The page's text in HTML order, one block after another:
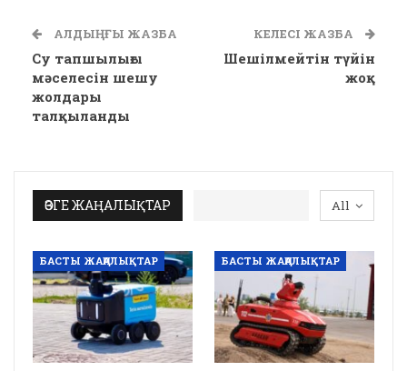
АЛДЫҢҒЫ ЖАЗБА
Су тапшылығы
мәселесін шешу
жолдары
талқыланды
КЕЛЕСІ ЖАЗБА
Шешілмейтін түйін
жоқ
All
ӨЗГЕ ЖАҢАЛЫҚТАР
БАСТЫ ЖАҢАЛЫҚТАР БАСТЫ ЖАҢАЛЫҚТАР